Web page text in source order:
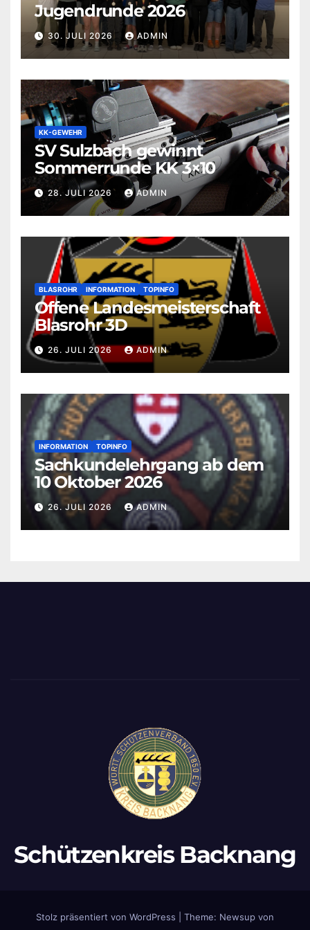
Jugendrunde 2026
30. JULI 2026 ADMIN
KK-GEWEHR
SV Sulzbach gewinnt
Sommerrunde KK 3×10
28. JULI 2026 ADMIN
BLASROHR INFORMATION TOPINFO
Offene Landesmeisterschaft
Blasrohr 3D
26. JULI 2026 ADMIN
INFORMATION TOPINFO
Sachkundelehrgang ab dem
10 Oktober 2026
26. JULI 2026 ADMIN
Schützenkreis Backnang
Stolz präsentiert von WordPress Theme: Newsup von